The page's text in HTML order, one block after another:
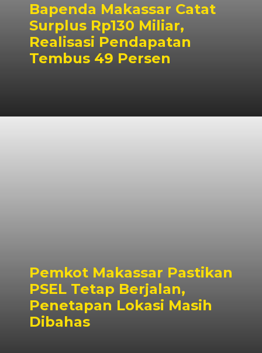
Bapenda Makassar Catat
Surplus Rp130 Miliar,
Realisasi Pendapatan
Tembus 49 Persen
Pemkot Makassar Pastikan
PSEL Tetap Berjalan,
Penetapan Lokasi Masih
Dibahas